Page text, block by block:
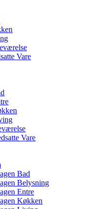
Vare
Vare
Bad
Belysning
Entre
Køkken